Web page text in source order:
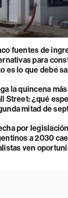
fuentes de
para
es lo que debe
la quincena
Street: ¿qué
mitad de
por
a 2030
ven